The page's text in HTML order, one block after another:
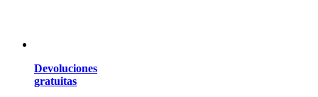
Devoluciones
gratuitas